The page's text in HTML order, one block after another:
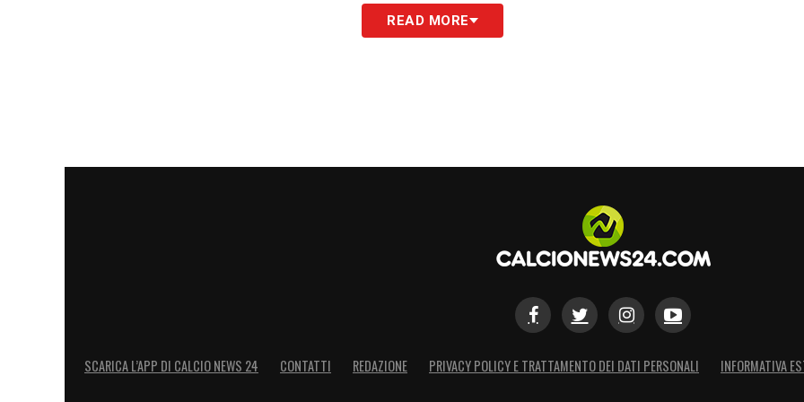
LA PLAYLIST DELLE NOSTRE TOP NEWSREAD MORE
SCARICA L’APP DI CALCIO NEWS 24 CONTATTI REDAZIONE PRIVACY POLICY E TRATTAMENTO DEI DATI PERSONALI INFORMATIVA